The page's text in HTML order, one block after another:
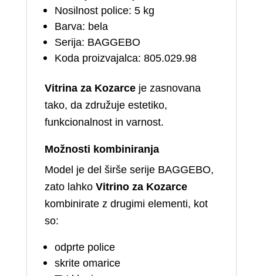
Nosilnost police: 5 kg
Barva: bela
Serija: BAGGEBO
Koda proizvajalca: 805.029.98
Vitrina za Kozarceje zasnovana
tako, da združuje estetiko,
funkcionalnost in varnost.
Možnosti kombiniranja
Model je del širše serije BAGGEBO,
zato lahko Vitrino za Kozarce
kombinirate z drugimi elementi, kot
so:
odprte police
skrite omarice